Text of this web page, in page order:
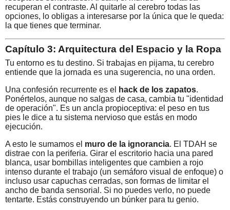
recuperan el contraste. Al quitarle al cerebro todas las
opciones, lo obligas a interesarse por la única que le queda:
la que tienes que terminar.
Capítulo 3: Arquitectura del Espacio y la Ropa
Tu entorno es tu destino. Si trabajas en pijama, tu cerebro
entiende que la jornada es una sugerencia, no una orden.
Una confesión recurrente es el
hack de los zapatos.
Ponértelos, aunque no salgas de casa, cambia tu "identidad
de operación". Es un ancla propioceptiva: el peso en tus
pies le dice a tu sistema nervioso que estás en modo
ejecución.
A esto le sumamos el muro de la ignorancia. El TDAH se
distrae con la periferia. Girar el escritorio hacia una pared
blanca, usar bombillas inteligentes que cambien a rojo
intenso durante el trabajo (un semáforo visual de enfoque) o
incluso usar capuchas cerradas, son formas de limitar el
ancho de banda sensorial. Si no puedes verlo, no puede
tentarte. Estás construyendo un búnker para tu genio.